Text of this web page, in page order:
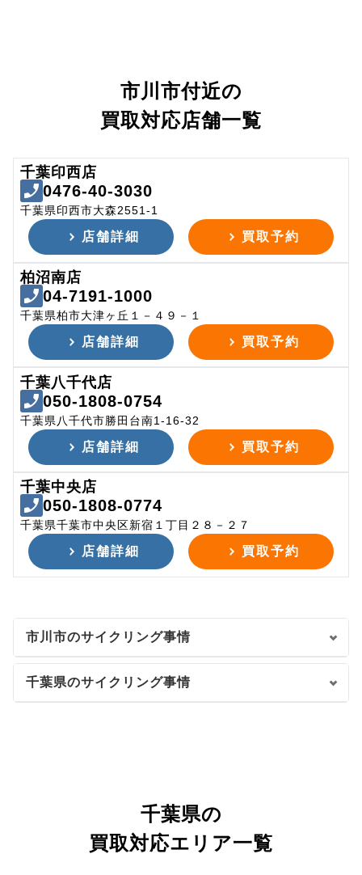
市川市付近の
買取対応店舗一覧
千葉印西店
0476-40-3030
千葉県印西市大森2551-1
店舗詳細 買取予約
柏沼南店
04-7191-1000
千葉県柏市大津ヶ丘１－４９－１
店舗詳細 買取予約
千葉八千代店
050-1808-0754
千葉県八千代市勝田台南1-16-32
店舗詳細 買取予約
千葉中央店
050-1808-0774
千葉県千葉市中央区新宿１丁目２８－２７
店舗詳細 買取予約
市川市のサイクリング事情
千葉県のサイクリング事情
千葉県の
買取対応エリア一覧